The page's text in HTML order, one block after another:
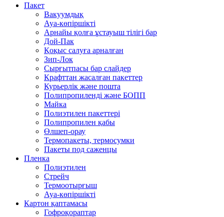
Пакет
Вакуумдық
Ауа-көпіршікті
Арнайы қолға ұстауыш тілігі бар
Дой-Пак
Қоқыс салуға арналған
Зип-Лок
Сырғытпасы бар слайдер
Крафттан жасалған пакеттер
Курьерлік және пошта
Полипропиленді және БОПП
Майка
Полиэтилен пакеттері
Полипропилен қабы
Өлшеп-орау
Термопакеты, термосумки
Пакеты под саженцы
Пленка
Полиэтилен
Стрейч
Термоотырғыш
Ауа-көпіршікті
Картон қаптамасы
Гофроқораптар